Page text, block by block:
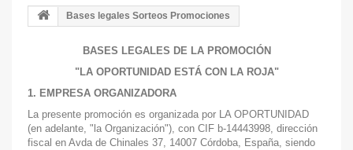
Bases legales Sorteos Promociones
BASES LEGALES DE LA PROMOCIÓN
"LA OPORTUNIDAD ESTÁ CON LA ROJA"
1. EMPRESA ORGANIZADORA
La presente promoción es organizada por LA OPORTUNIDAD
(en adelante, "la Organización"), con CIF b-14443998, dirección
fiscal en Avda de Chinales 37, 14007 Córdoba, España, siendo